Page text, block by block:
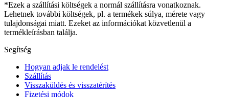
*Ezek a szállítási költségek a normál szállításra vonatkoznak.
Lehetnek további költségek, pl. a termékek súlya, mérete vagy
tulajdonságai miatt. Ezeket az információkat közvetlenül a
termékleírásban találja.
Segítség
Hogyan adjak le rendelést
Szállítás
Visszaküldés és visszatérítés
Fizetési módok